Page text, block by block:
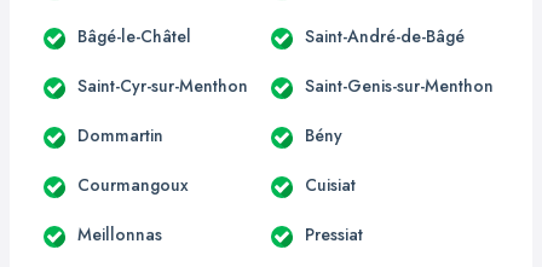
Bâgé-le-Châtel Saint-André-de-Bâgé
Saint-Cyr-sur-Menthon Saint-Genis-sur-Menthon
Dommartin Bény
Courmangoux Cuisiat
Meillonnas Pressiat